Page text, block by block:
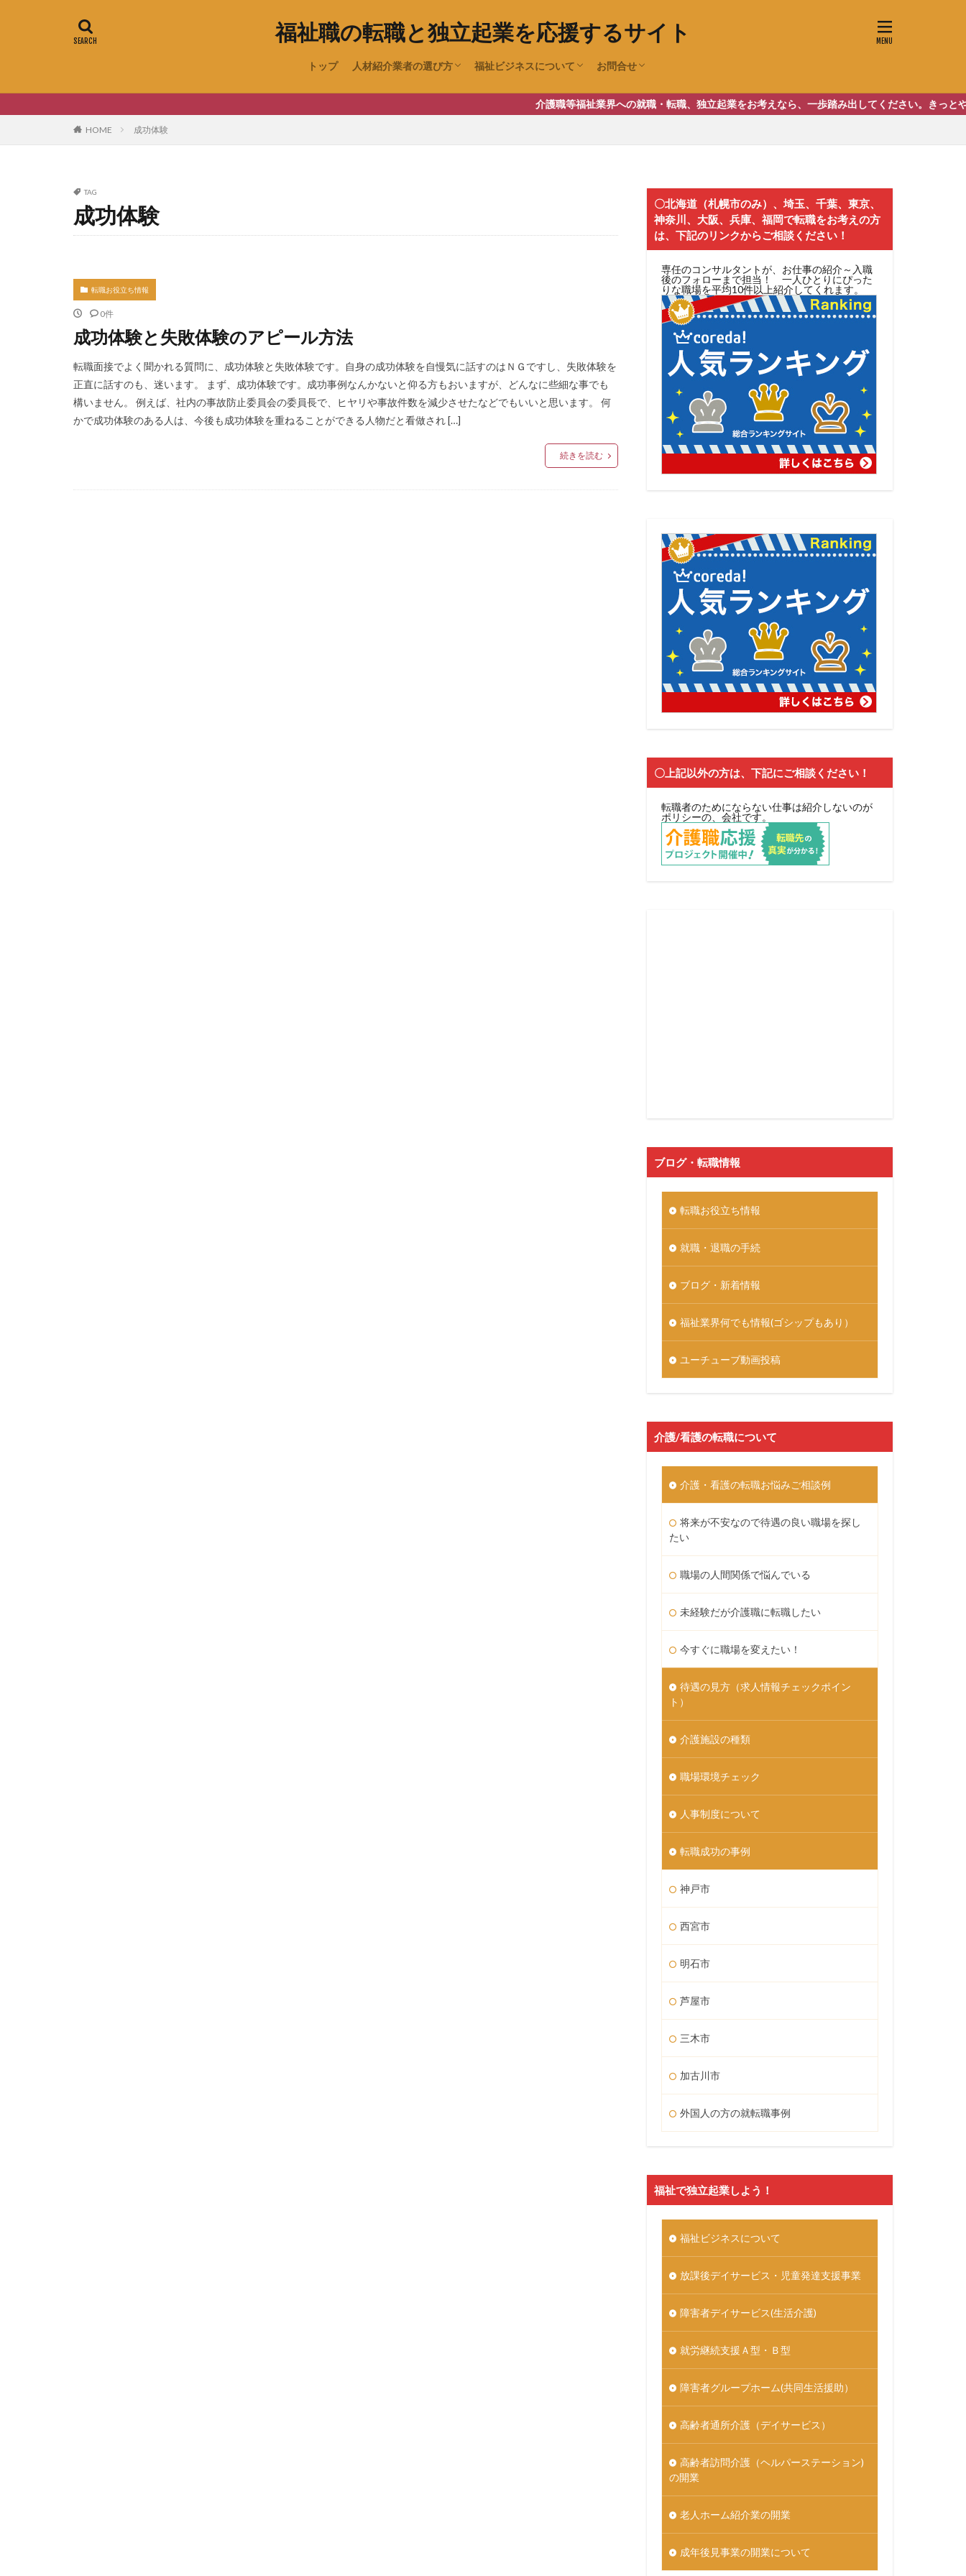
福祉職の転職と独立起業を応援するサイト
トップ 人材紹介業者の選び方
待遇の見方（求人情報チェックポイント）
職場環境チェック
福祉ビジネスについて
障害者グループホーム(共同生活援助）
放課後デイサービス・児童発達支援事業
障害者デイサービス(生活介護)
老人ホーム紹介業の開業
成年後見事業の開業について
お問合せ
ユーチューブ動画投稿
介護職等福祉業界への就職・転職、独立起業をお考えなら、一歩踏み出してください。きっとやりがいが、
HOME 成功体験
TAG
成功体験
転職お役立ち情報
0件
成功体験と失敗体験のアピール方法
転職面接でよく聞かれる質問に、成功体験と失敗体験です。自身の成功体験を自慢気に話すのはＮＧですし、失敗体験を
正直に話すのも、迷います。 まず、成功体験です。成功事例なんかないと仰る方もおいますが、どんなに些細な事でも
構いません。 例えば、社内の事故防止委員会の委員長で、ヒヤリや事故件数を減少させたなどでもいいと思います。 何
かで成功体験のある人は、今後も成功体験を重ねることができる人物だと看做され […]
続きを読む
〇北海道（札幌市のみ）、埼玉、千葉、東京、
神奈川、大阪、兵庫、福岡で転職をお考えの方
は、下記のリンクからご相談ください！
専任のコンサルタントが、お仕事の紹介～入職
後のフォローまで担当！ 一人ひとりにぴった
りな職場を平均10件以上紹介してくれます。
〇上記以外の方は、下記にご相談ください！
転職者のためにならない仕事は紹介しないのが
ポリシーの、会社です。
ブログ・転職情報
転職お役立ち情報
就職・退職の手続
ブログ・新着情報
福祉業界何でも情報(ゴシップもあり）
ユーチューブ動画投稿
介護/看護の転職について
介護・看護の転職お悩みご相談例
将来が不安なので待遇の良い職場を探し
たい
職場の人間関係で悩んでいる
未経験だが介護職に転職したい
今すぐに職場を変えたい！
待遇の見方（求人情報チェックポイン
ト）
介護施設の種類
職場環境チェック
人事制度について
転職成功の事例
神戸市
西宮市
明石市
芦屋市
三木市
加古川市
外国人の方の就転職事例
福祉で独立起業しよう！
福祉ビジネスについて
放課後デイサービス・児童発達支援事業
障害者デイサービス(生活介護)
就労継続支援Ａ型・Ｂ型
障害者グループホーム(共同生活援助）
高齢者通所介護（デイサービス）
高齢者訪問介護（ヘルパーステーション)
の開業
老人ホーム紹介業の開業
成年後見事業の開業について